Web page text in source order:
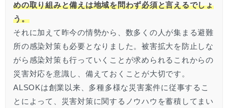
めの取り組みと備えは地域を問わず必須と言えるでしょ
う。
それに加えて昨今の情勢から、数多くの人が集まる避難
所の感染対策も必要となりました。被害拡大を防止しな
がら感染対策も行っていくことが求められるこれからの
災害対応を意識し、備えておくことが大切です。
ALSOKは創業以来、多種多様な災害案件に従事するこ
とによって、災害対策に関するノウハウを蓄積してまい